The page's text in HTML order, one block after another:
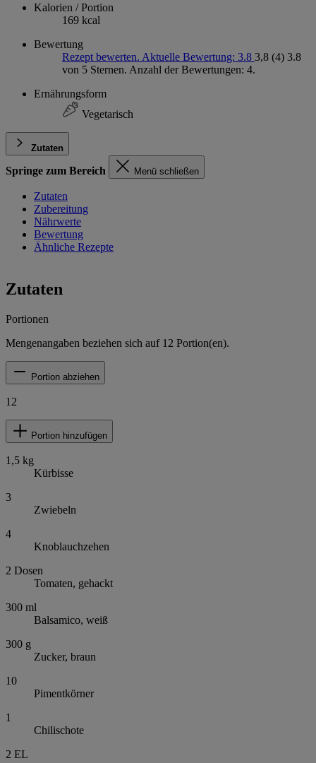
Kalorien / Portion
169 kcal
Bewertung
Rezept bewerten. Aktuelle Bewertung: 3.8 3,8 (4) 3.8
von 5 Sternen. Anzahl der Bewertungen: 4.
Ernährungsform
Vegetarisch
Zutaten
Springe zum Bereich Menü schließen
Zutaten
Zubereitung
Nährwerte
Bewertung
Ähnliche Rezepte
Zutaten
Portionen
Mengenangaben beziehen sich auf 12 Portion(en).
Portion abziehen
12
Portion hinzufügen
1,5 kg
Kürbisse
3
Zwiebeln
4
Knoblauchzehen
2 Dosen
Tomaten, gehackt
300 ml
Balsamico, weiß
300 g
Zucker, braun
10
Pimentkörner
1
Chilischote
2 EL